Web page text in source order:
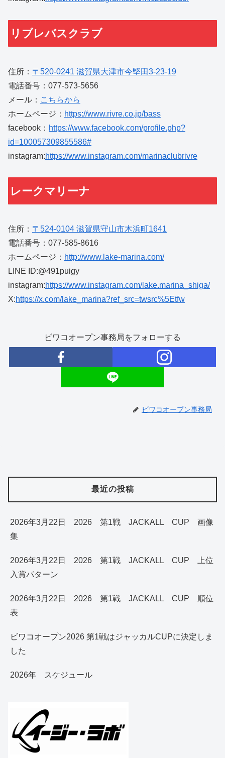
リブレバスクラブ
住所： 〒520-0241 滋賀県大津市今堅田3-23-19
電話番号：077-573-5656
メール： こちらから
ホームページ： https://www.rivre.co.jp/bass
facebook： https://www.facebook.com/profile.php?
id=100057309855586#
instagram:https://www.instagram.com/marinaclubrivre
レークマリーナ
住所： 〒524-0104 滋賀県守山市木浜町1641
電話番号：077-585-8616
ホームページ： http://www.lake-marina.com/
LINE ID:@491puigy
instagram:https://www.instagram.com/lake.marina_shiga/
X:https://x.com/lake_marina?ref_src=twsrc%5Etfw
ビワコオープン事務局をフォローする
ビワコオープン事務局
最近の投稿
2026年3月22日 2026 第1戦 JACKALL CUP 画像
集
2026年3月22日 2026 第1戦 JACKALL CUP 上位
入賞パターン
2026年3月22日 2026 第1戦 JACKALL CUP 順位
表
ビワコオープン2026 第1戦はジャッカルCUPに決定しま
した
2026年 スケジュール